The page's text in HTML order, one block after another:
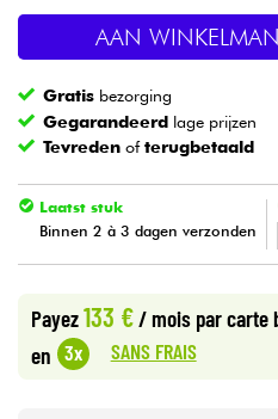
Drums & percussie
Blaasinstrument
Kinderen
Kabels & toebehoren
HiFi
AAN
Gratis bezorging
Gegarandeerd lage prijzen
Tevreden ofterugbetaald
Laatst stuk
Binnen 2 à 3 dagen verzonden
Payez133 € / mois par carte
en 3x SANS FRAIS